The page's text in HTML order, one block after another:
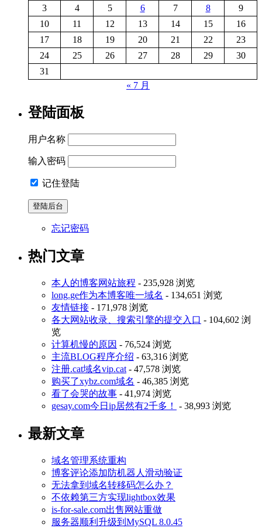
3
4 5 6 7 8
9
10
11 12 13 14 15
16
17
18 19 20 21 22
23
24
25 26 27 28 29
30
31
« 7 月
登陆面板
用户名称
输入密码
记住登陆
忘记密码
热门文章
本人的博客网站旅程 - 235,928 浏览
long.ge作为本博客唯一域名 - 134,651 浏览
友情链接 - 171,978 浏览
各大网站收录、搜索引擎的提交入口 - 104,602 浏
览
计算机慢的原因 - 76,524 浏览
主流BLOG程序介绍 - 63,316 浏览
注册.cat域名vip.cat - 47,578 浏览
购买了xybz.com域名 - 46,385 浏览
看了会哭的故事 - 41,974 浏览
gesay.com今日ip居然有2千多！
- 38,993 浏览
最新文章
域名管理系统重构
博客评论添加防机器人滑动验证
无法拿到域名转移码怎么办？
不依赖第三方实现lightbox效果
is-for-sale.com出售网站重做
服务器顺利升级到MySQL 8.0.45